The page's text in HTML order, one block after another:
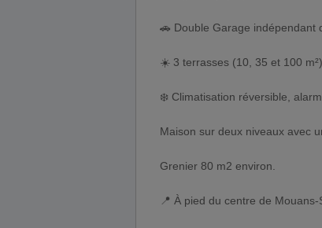
🚗 Double Garage indépendant
☀️ 3 terrasses (10, 35 et 100 m²)
❄️ Climatisation réversible,
Maison sur deux niveaux avec
Grenier 80 m2 environ.
📍 À pied du centre de